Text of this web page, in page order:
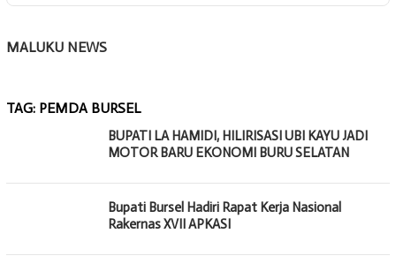
MALUKU NEWS
TAG: PEMDA BURSEL
BUPATI LA HAMIDI, HILIRISASI UBI KAYU JADI
MOTOR BARU EKONOMI BURU SELATAN
Bupati Bursel Hadiri Rapat Kerja Nasional
Rakernas XVII APKASI